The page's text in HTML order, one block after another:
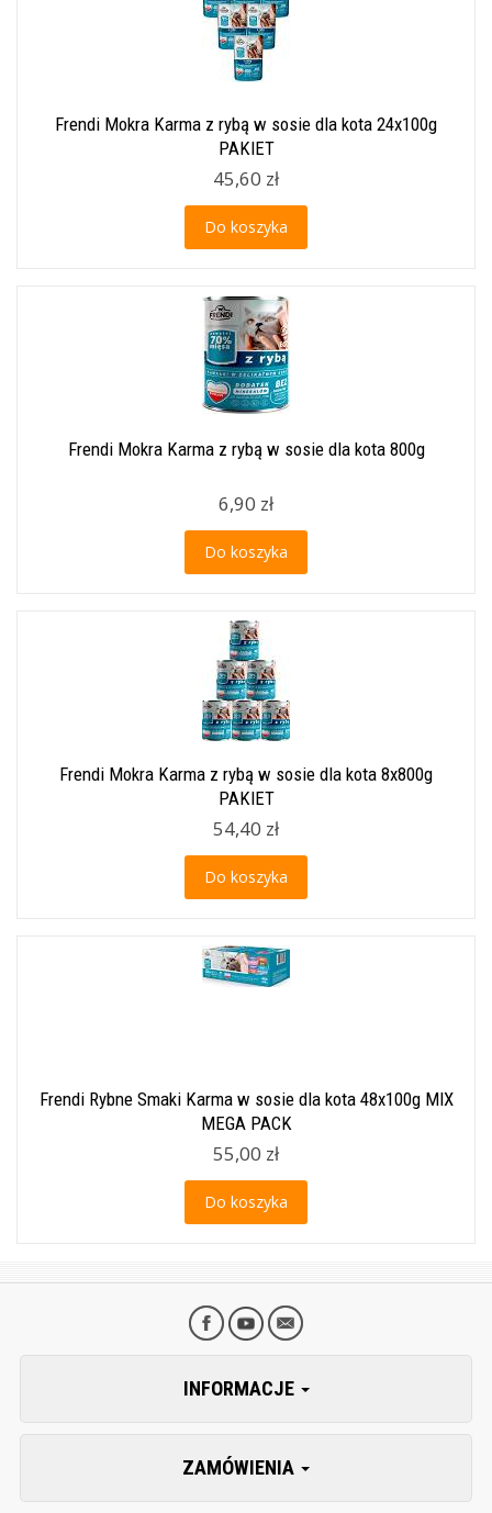
Frendi Mokra Karma z rybą w sosie dla kota 24x100g
PAKIET
45,60 zł
Do koszyka
Frendi Mokra Karma z rybą w sosie dla kota 800g
6,90 zł
Do koszyka
Frendi Mokra Karma z rybą w sosie dla kota 8x800g
PAKIET
54,40 zł
Do koszyka
Frendi Rybne Smaki Karma w sosie dla kota 48x100g MIX
MEGA PACK
55,00 zł
Do koszyka
INFORMACJE
ZAMÓWIENIA